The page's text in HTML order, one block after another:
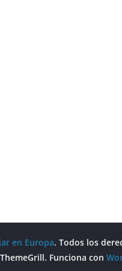
en Europa. Todos los
Funciona con